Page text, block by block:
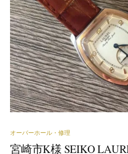
オーバーホール・修理
宮崎市K様 SEIKO